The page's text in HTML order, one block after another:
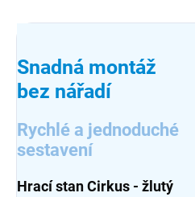
Snadná montáž
bez nářadí
Rychlé a jednoduché
sestavení
Hrací stan Cirkus - žlutý